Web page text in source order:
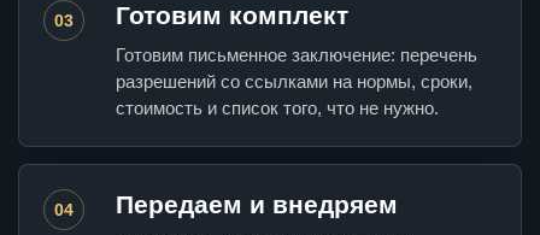
03 Готовим комплект
Готовим письменное заключение: перечень
разрешений со ссылками на нормы, сроки,
стоимость и список того, что не нужно.
04 Передаем и внедряем